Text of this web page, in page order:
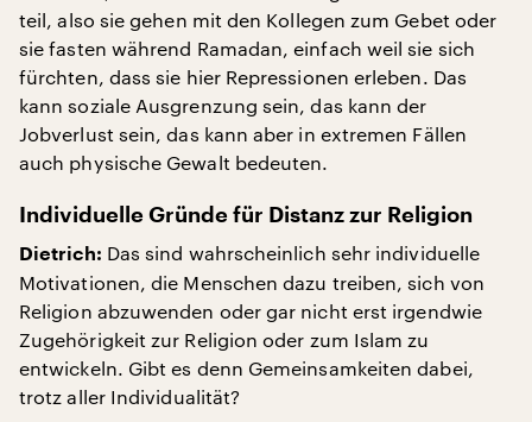
teil, also sie gehen mit den Kollegen zum Gebet oder
sie fasten während Ramadan, einfach weil sie sich
fürchten, dass sie hier Repressionen erleben. Das
kann soziale Ausgrenzung sein, das kann der
Jobverlust sein, das kann aber in extremen Fällen
auch physische Gewalt bedeuten.
Individuelle Gründe für Distanz zur Religion
Dietrich: Das sind wahrscheinlich sehr individuelle
Motivationen, die Menschen dazu treiben, sich von
Religion abzuwenden oder gar nicht erst irgendwie
Zugehörigkeit zur Religion oder zum Islam zu
entwickeln. Gibt es denn Gemeinsamkeiten dabei,
trotz aller Individualität?